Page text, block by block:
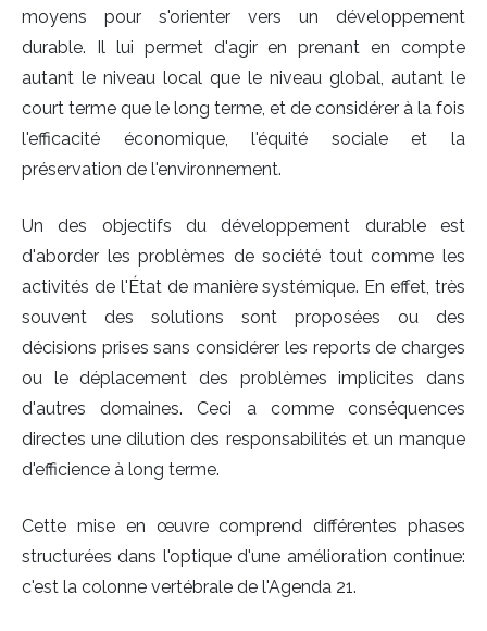
moyens pour s'orienter vers un développement
durable. Il lui permet d'agir en prenant en compte
autant le niveau local que le niveau global, autant le
court terme que le long terme, et de considérer à la fois
l'efficacité économique, l'équité sociale et la
préservation de l'environnement.
Un des objectifs du développement durable est
d'aborder les problèmes de société tout comme les
activités de l'État de manière systémique. En effet, très
souvent des solutions sont proposées ou des
décisions prises sans considérer les reports de charges
ou le déplacement des problèmes implicites dans
d'autres domaines. Ceci a comme conséquences
directes une dilution des responsabilités et un manque
d'efficience à long terme.
Cette mise en œuvre comprend différentes phases
structurées dans l'optique d'une amélioration continue:
c'est la colonne vertébrale de l'Agenda 21.